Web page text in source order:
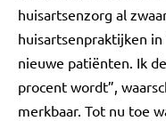
huisartsenzorg al
huisartsenpraktijken
nieuwe patiënten. Ik
procent wordt”,
merkbaar. Tot nu toe